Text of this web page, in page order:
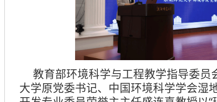
教育部环境科学与工程教学指导委员
大学原党委书记、中国环境科学学会湿